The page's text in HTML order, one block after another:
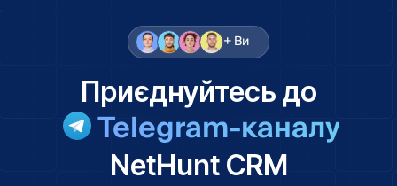
+ Ви
Приєднуйтесь до
Telegram-каналу
NetHunt CRM